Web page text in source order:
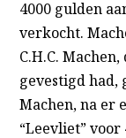
4000 gulden
verkocht.
C.H.C.
gevestigd had,
Machen, na er
“Leevliet”